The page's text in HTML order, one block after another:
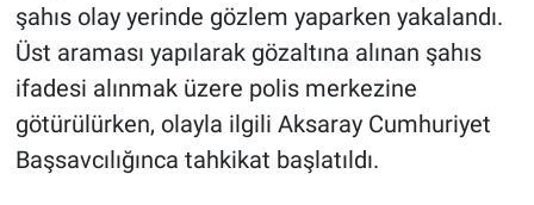
şahıs olay yerinde gözlem yaparken yakalandı.
Üst araması yapılarak gözaltına alınan şahıs
ifadesi alınmak üzere polis merkezine
götürülürken, olayla ilgili Aksaray Cumhuriyet
Başsavcılığınca tahkikat başlatıldı.